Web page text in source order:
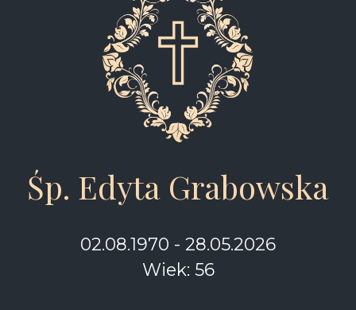
Śp. Edyta Grabowska
02.08.1970 - 28.05.2026
Wiek: 56